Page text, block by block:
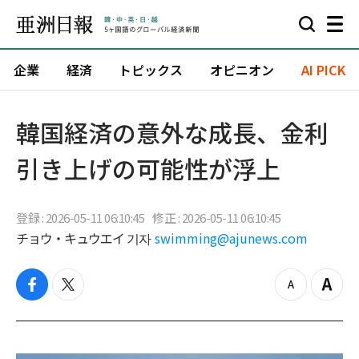
企業 経済 トピックス オピニオン AI PICK
韓国経済の意外な成長、金利
引き上げの可能性が浮上
登録 : 2026-05-11 06:10:45 修正 : 2026-05-11 06:10:45
チョウ・キュウエイ 기자 swimming@ajunews.com
f
c
b
t
i
t
z
o
o
Z
o
i